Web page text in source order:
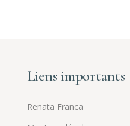
Liens importants
Renata Franca